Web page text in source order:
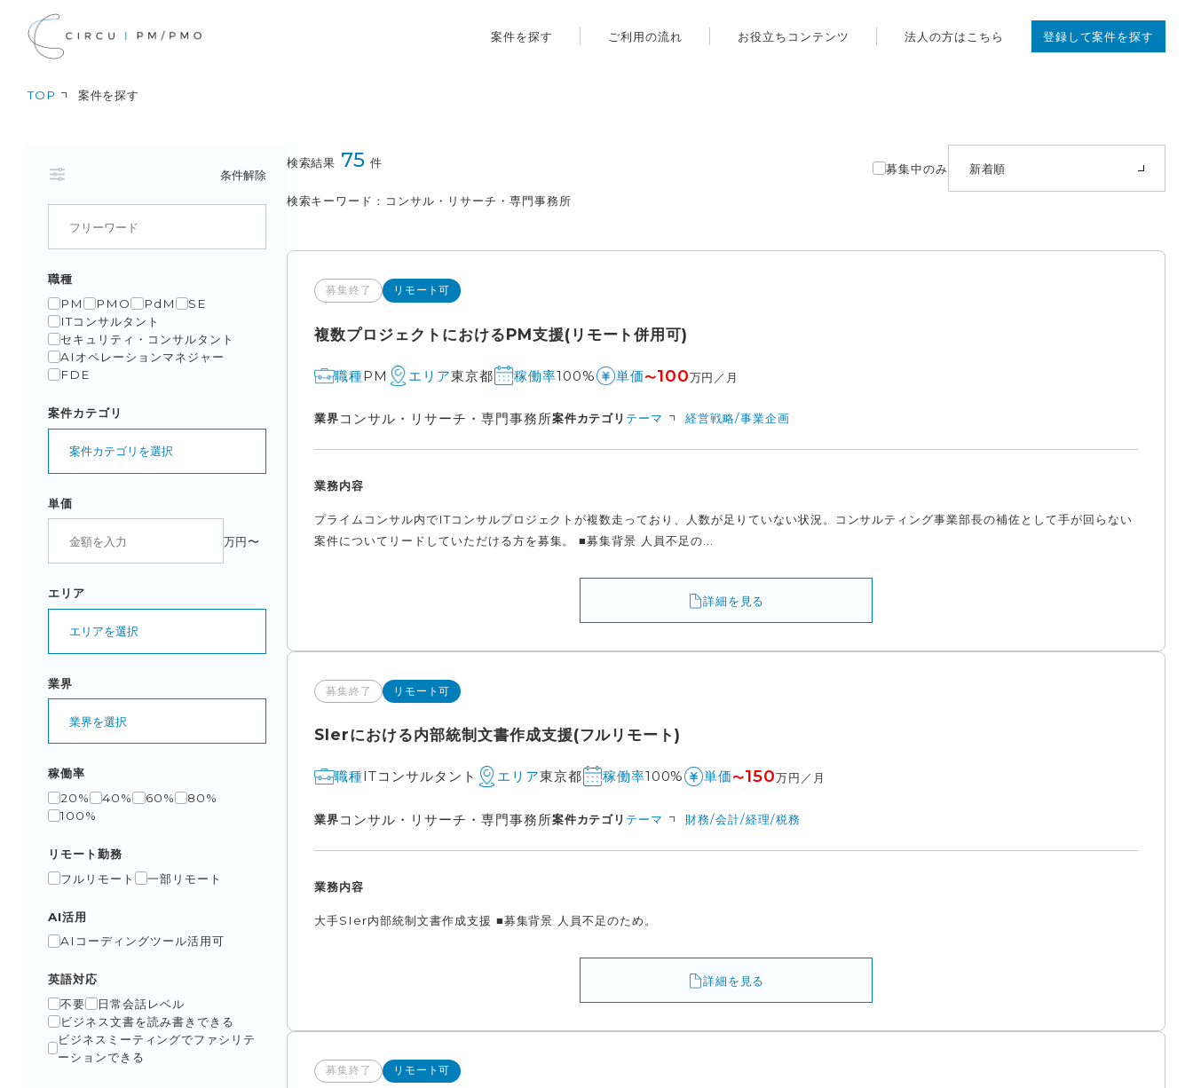
案件を探す ご利用の流れ お役立ちコンテンツ 法人の方はこちら 登録して案件を探す
TOP 案件を探す
条件解除
職種
PM
PMO PdM
SE
ITコンサルタント
セキュリティ・コンサルタント
AIオペレーションマネジャー
FDE
案件カテゴリ
案件カテゴリを選択
単価
万円〜
エリア
エリアを選択
業界
業界を選択
稼働率
20%
40% 60%
80%
100%
リモート勤務
フルリモート
一部リモート
AI活用
AIコーディングツール活用可
英語対応
不要
日常会話レベル
ビジネス文書を読み書きできる
ビジネスミーティングでファシリテ
ーションできる
検索結果 75 件 募集中のみ 新着順
検索キーワード コンサル・リサーチ・専門事務所
募集終了 リモート可
複数プロジェクトにおけるPM支援(リモート併用可)
職種PM エリア東京都 稼働率100% 単価〜100万円／月
業界コンサル・リサーチ・専門事務所案件カテゴリ テーマ 経営戦略/事業企画
業務内容
プライムコンサル内でITコンサルプロジェクトが複数走っており、人数が足りていない状況。コンサルティング事業部長の補佐として手が回らない
案件についてリードしていただける方を募集。 ■募集背景 人員不足の...
詳細を見る
募集終了 リモート可
SIerにおける内部統制文書作成支援(フルリモート)
職種ITコンサルタント エリア東京都 稼働率100% 単価〜150万円／月
業界コンサル・リサーチ・専門事務所案件カテゴリ テーマ 財務/会計/経理/税務
業務内容
大手SIer内部統制文書作成支援 ■募集背景 人員不足のため。
詳細を見る
募集終了 リモート可